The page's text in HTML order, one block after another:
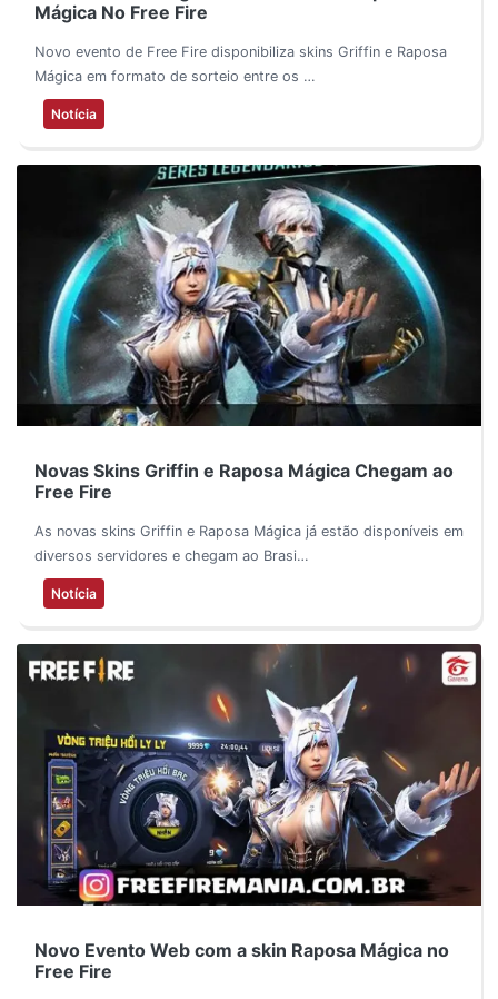
Mágica No Free Fire
Novo evento de Free Fire disponibiliza skins Griffin e Raposa
Mágica em formato de sorteio entre os …
Notícia
Novas Skins Griffin e Raposa Mágica Chegam ao
Free Fire
As novas skins Griffin e Raposa Mágica já estão disponíveis em
diversos servidores e chegam ao Brasi…
Notícia
Novo Evento Web com a skin Raposa Mágica no
Free Fire